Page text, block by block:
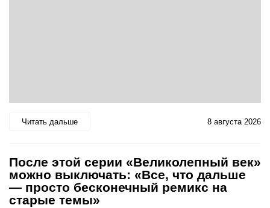
Читать дальше 8 августа 2026
После этой серии «Великолепный век»
можно выключать: «Все, что дальше
— просто бесконечный ремикс на
старые темы»